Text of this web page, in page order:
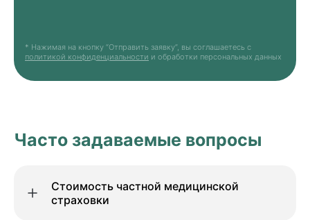
* Нажимая на кнопку “Отправить заявку”, вы соглашаетесь с
политикой конфиденциальности и обработки персональных данных
Часто задаваемые вопросы
Стоимость частной медицинской
страховки